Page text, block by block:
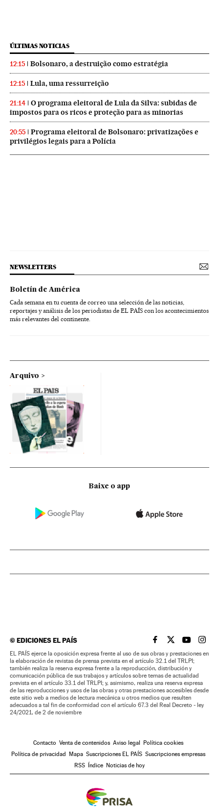
ÚLTIMAS NOTICIAS
12:15 Bolsonaro, a destruição como estratégia
12:15 Lula, uma ressurreição
21:14
O programa eleitoral de Lula da Silva: subidas de
impostos para os ricos e proteção para as minorias
20:55
Programa eleitoral de Bolsonaro: privatizações e
privilégios legais para a Polícia
NEWSLETTERS
Boletín de América
Cada semana en tu cuenta de correo una selección de las noticias,
reportajes y análisis de los periodistas de EL PAÍS con los acontecimientos
más relevantes del continente.
Arquivo
Baixe o app
©EDICIONES EL PAÍS EL PAÍS BRASIL EN
EL PAÍSEL PAÍS
EL
EL PAÍS ejerce la oposición expresa frente al uso de sus obras y prestaciones en
la elaboración de revistas de prensa prevista en el artículo 32.1 del TRLPI;
también realiza la reserva expresa frente a la reproducción, distribución y
comunicación pública de sus trabajos y artículos sobre temas de actualidad
prevista en el artículo 33.1 del TRLPI; y, asimismo, realiza una reserva expresa
de las reproducciones y usos de las obras y otras prestaciones accesibles desde
este sitio web a medios de lectura mecánica u otros medios que resulten
adecuados a tal fin de conformidad con el artículo 67.3 del Real Decreto - ley
24/2021, de 2 de noviembre
Contacto Venta de contenidos Aviso legal Política cookies
Política de privacidad Mapa Suscripciones EL PAÍS Suscripciones empresas
RSS Índice Noticias de hoy